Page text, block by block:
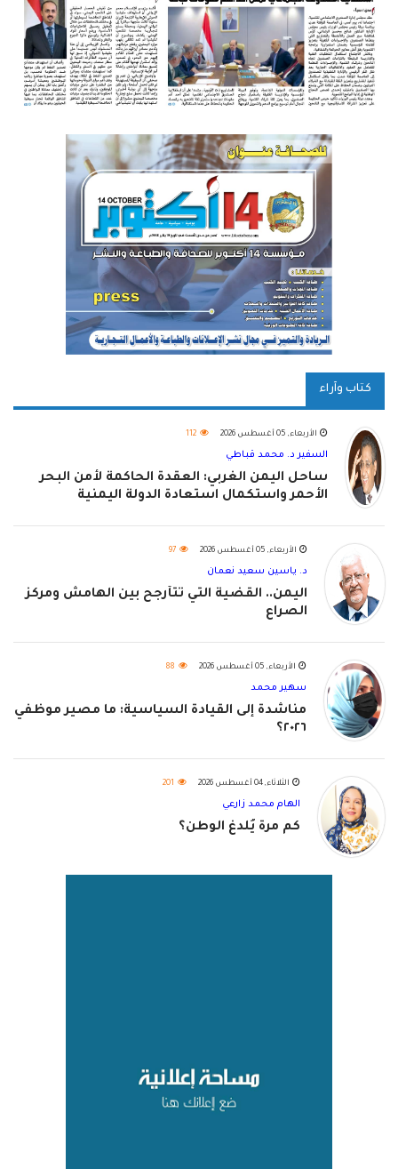
كتاب وآراء
الأربعاء, 05 أغسطس 2026 112
السفير د. محمد قباطي
ساحل اليمن الغربي: العقدة الحاكمة لأمن البحر
الأحمر واستكمال استعادة الدولة اليمنية
الأربعاء, 05 أغسطس 2026 97
د. ياسين سعيد نعمان
اليمن.. القضية التي تتأرجح بين الهامش ومركز
الصراع
الأربعاء, 05 أغسطس 2026 88
سهير محمد
مناشدة إلى القيادة السياسية: ما مصير موظفي
٢٠٢٦؟
الثلاثاء, 04 أغسطس 2026 201
الهام محمد زارعي
كم مرة يُلدغ الوطن؟